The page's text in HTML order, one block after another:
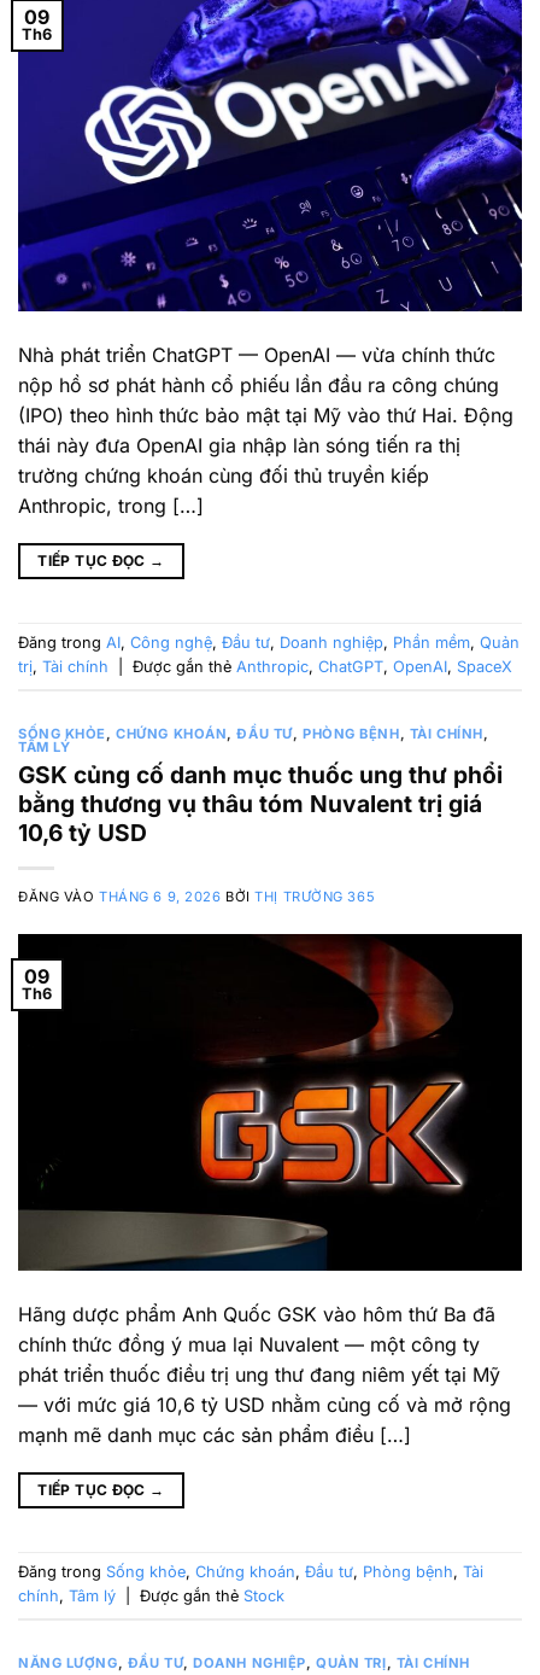
09
Th6
Nhà phát triển ChatGPT — OpenAI — vừa chính thức
nộp hồ sơ phát hành cổ phiếu lần đầu ra công chúng
(IPO) theo hình thức bảo mật tại Mỹ vào thứ Hai. Động
thái này đưa OpenAI gia nhập làn sóng tiến ra thị
trường chứng khoán cùng đối thủ truyền kiếp
Anthropic, trong […]
TIẾP TỤC ĐỌC →
Đăng trong AI, Công nghệ, Đầu tư, Doanh nghiệp, Phần mềm, Quản
trị, Tài chính Được gắn thẻ Anthropic, ChatGPT, OpenAI, SpaceX
SỐNG KHỎE,CHỨNG KHOÁN,ĐẦU TƯ, PHÒNG BỆNH, TÀI CHÍNH,
TÂM LÝ
GSK củng cố danh mục thuốc ung thư phổi
bằng thương vụ thâu tóm Nuvalent trị giá
10,6 tỷ USD
ĐĂNG VÀOTHÁNG 6 9, 2026 BỞITHỊ TRƯỜNG 365
09
Th6
Hãng dược phẩm Anh Quốc GSK vào hôm thứ Ba đã
chính thức đồng ý mua lại Nuvalent — một công ty
phát triển thuốc điều trị ung thư đang niêm yết tại Mỹ
— với mức giá 10,6 tỷ USD nhằm củng cố và mở rộng
mạnh mẽ danh mục các sản phẩm điều […]
TIẾP TỤC ĐỌC →
Đăng trong Sống khỏe, Chứng khoán, Đầu tư, Phòng bệnh, Tài
chính, Tâm lý Được gắn thẻ Stock
NĂNG LƯỢNG, ĐẦU TƯ,DOANH NGHIỆP,QUẢN TRỊ, TÀI CHÍNH